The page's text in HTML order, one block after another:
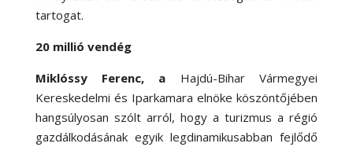
tartogat.
20 millió vendég
Miklóssy Ferenc, a Hajdú-Bihar Vármegyei
Kereskedelmi és Iparkamara elnöke köszöntőjében
hangsúlyosan szólt arról, hogy a turizmus a régió
gazdálkodásának egyik legdinamikusabban fejlődő